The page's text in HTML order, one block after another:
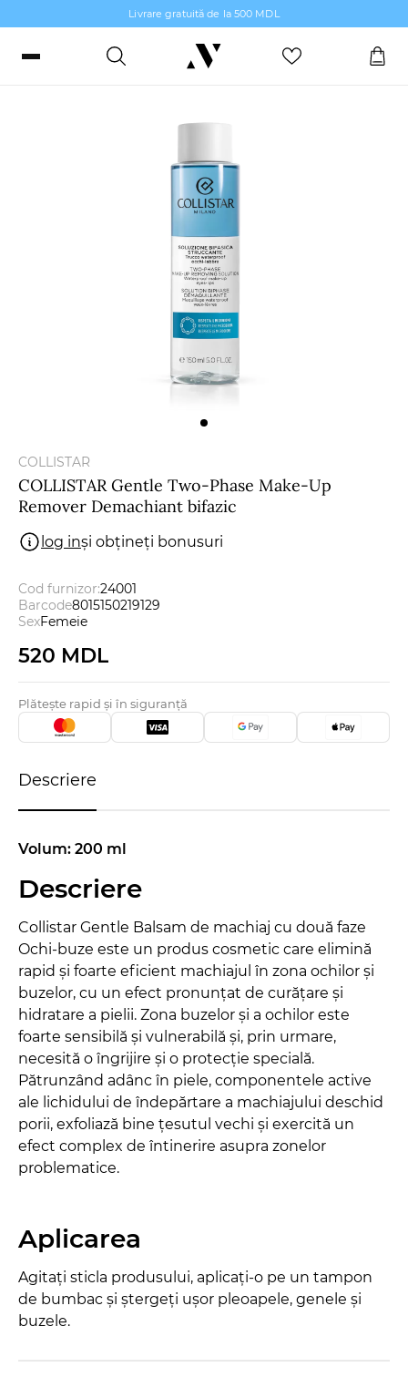
Livrare gratuită de la 500 MDL
Certificate cadou
Brands
Noutăți
Promoții
Reduceri
Curățirea pentru față
COLLISTAR
COLLISTAR Gentle Two-Phase Make-Up
Remover Demachiant bifazic
log inși obțineți bonusuri
Cod furnizor:24001
Barcode8015150219129
SexFemeie
520 MDL
Plătește rapid și în siguranță
Descriere
Volum: 200 ml
Descriere
Collistar Gentle Balsam de machiaj cu două faze
Ochi-buze este un produs cosmetic care elimină
rapid și foarte eficient machiajul în zona ochilor și
buzelor, cu un efect pronunțat de curățare și
hidratare a pielii. Zona buzelor și a ochilor este
foarte sensibilă și vulnerabilă și, prin urmare,
necesită o îngrijire și o protecție specială.
Pătrunzând adânc în piele, componentele active
ale lichidului de îndepărtare a machiajului deschid
porii, exfoliază bine țesutul vechi și exercită un
efect complex de întinerire asupra zonelor
problematice.
Aplicarea
Agitați sticla produsului, aplicați-o pe un tampon
de bumbac și ștergeți ușor pleoapele, genele și
buzele.